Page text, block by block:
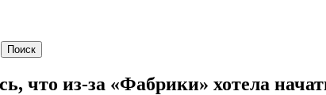
что из-за «Фабрики» хотела